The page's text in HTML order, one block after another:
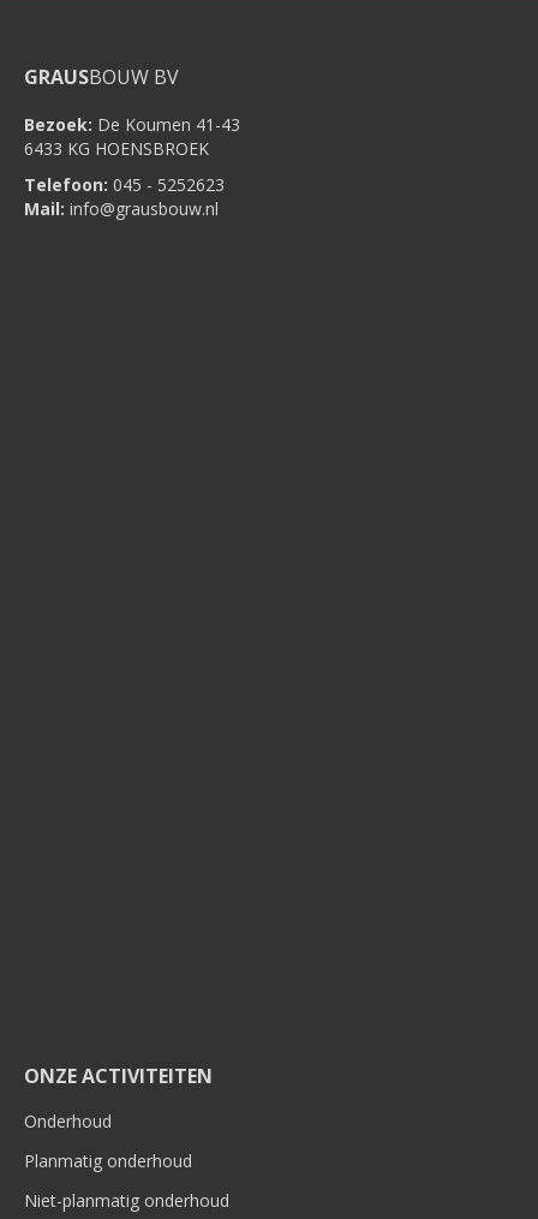
GRAUSBOUW BV
Bezoek: De Koumen 41-43
6433 KG HOENSBROEK
Telefoon: 045 - 5252623
Mail: info@grausbouw.nl
ONZE ACTIVITEITEN
Onderhoud
Planmatig onderhoud
Niet-planmatig onderhoud